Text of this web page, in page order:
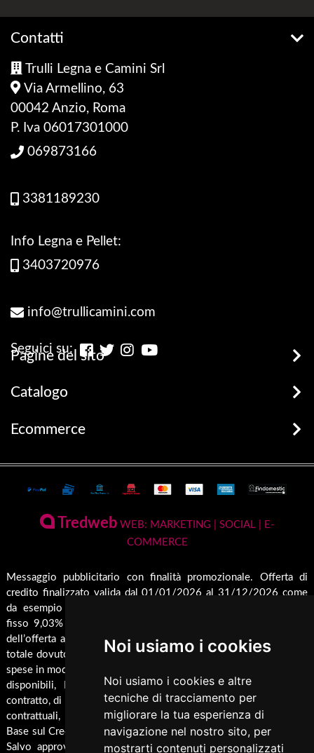
Noi usiamo i cookies
Noi usiamo i cookies e altre
tecniche di tracciamento per
migliorare la tua esperienza di
navigazione nel nostro sito, per
mostrarti contenuti personalizzati
Contatti
Trulli Legna e Camini Srl
Via Armellino, 63
00042 Anzio, Roma
P. Iva 06017301000
069873166
3381189230
Info Legna e Pellet:
3403720976
info@trullicamini.com
Seguici su:
Pagine del sito
Stufe, Termostufe e Caldaie
Servizio di Assistenza Post Vendita
Rendicondazione erogazioni pubbliche
Rivestimenti su misura
Pellet
Catalogo
Legna e Pellets
Termocamini
Camini
Inserti
Caldaie
Barbecue
Cucina
Termocucina
Climatizzatori
Pannelli Solari/Bollitori/Puffer
Ricambi
Ecommerce
Terms and Privacy
Condizioni generali di vendita
Pagamenti Disponibili
Spedizione & Imballaggio
Cambio e Restituzione Merci
Tredweb WEB: MARKETING | SOCIAL | E-
COMMERCE
Messaggio pubblicitario con finalità promozionale. Offerta di
credito finalizzato valida dal 01/01/2026 al 31/12/2026 come
da esempio rappresentativo: Prezzo del bene € 1000,00 Tan
fisso 9,03% Taeg 9,42%, in 24 rate da € 45,7 costi accessori
dell’offerta azzerati. Importo totale del credito € 1000. Importo
totale dovuto dal Consumatore € 1096,8. Al fine di gestire le tue
spese in modo responsabile e di conoscere eventuali altre offerte
disponibili, Findomestic ti ricorda, prima di sottoscrivere il
contratto, di prendere visione di tutte le condizioni economiche e
contrattuali, facendo riferimento alle Informazioni Europee di
Base sul Credito ai Consumatori (IEBCC) presso il punto vendita.
Salvo approvazione di Findomestic Banca S.p.A.. Trulli Camini